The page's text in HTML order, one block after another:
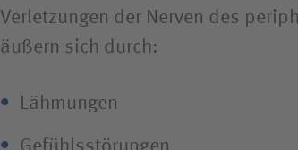
Verletzungen der Nerven des
äußern sich durch:
Lähmungen